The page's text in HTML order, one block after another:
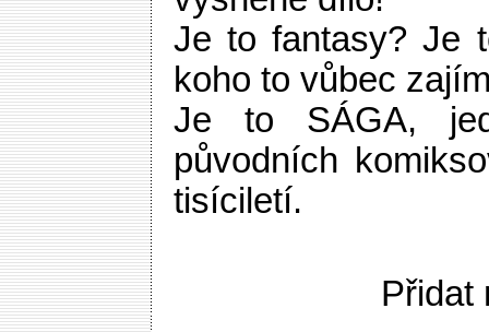
Je to fantasy?
koho to vůbec
Je to SÁGA,
původních
tisíciletí.
Přidat